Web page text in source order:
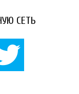
СЕТЬ